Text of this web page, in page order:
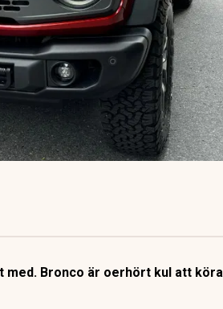
Bronco är oerhört kul att